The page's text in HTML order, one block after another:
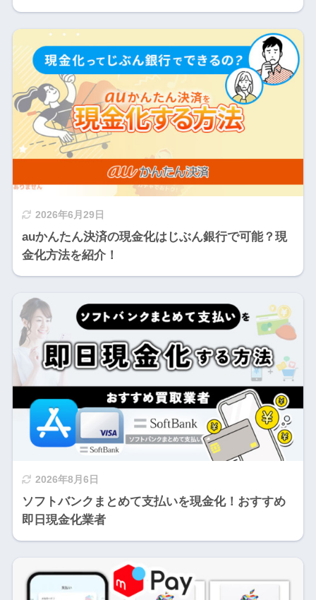
2026年6月29日
auかんたん決済の現金化はじぶん銀行で可能？現
金化方法を紹介！
2026年8月6日
ソフトバンクまとめて支払いを現金化！おすすめ
即日現金化業者